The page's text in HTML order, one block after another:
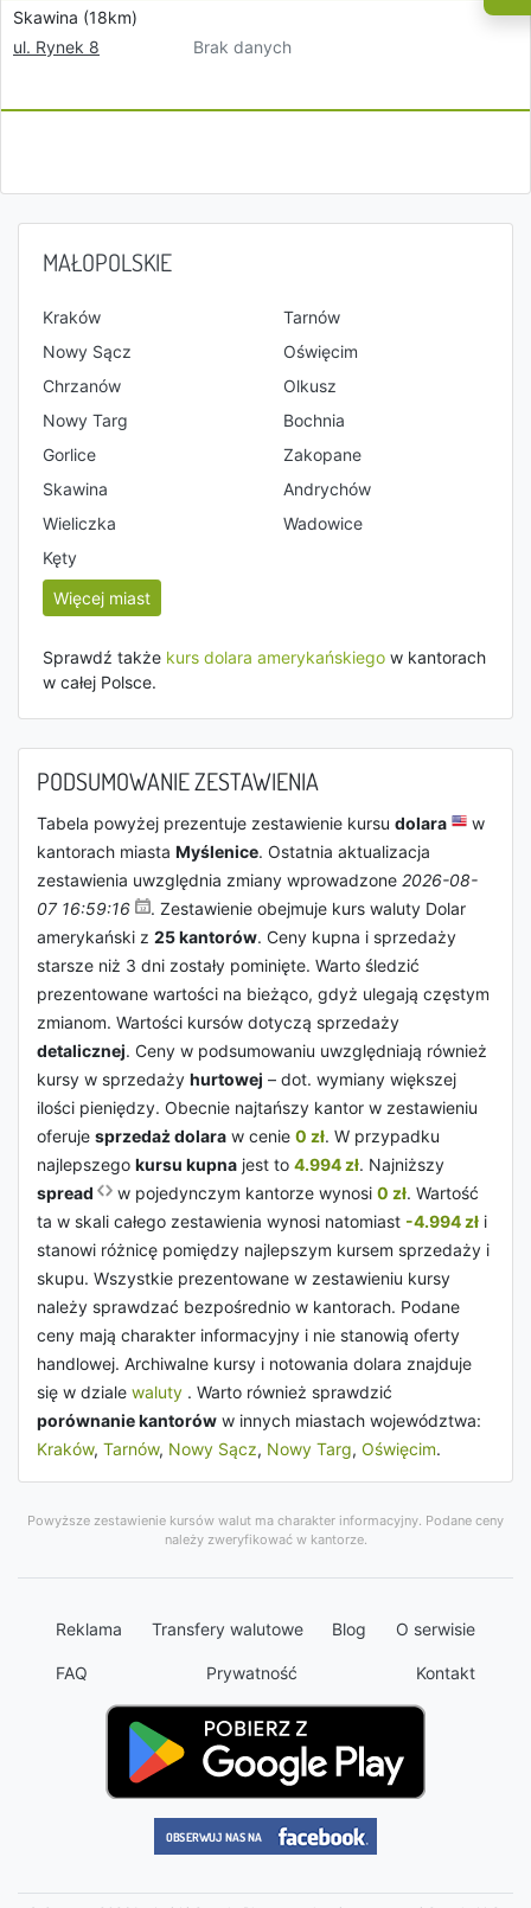
Skawina (18km)
ul. Rynek 8
Brak danych
MAŁOPOLSKIE
Kraków
Tarnów
Nowy Sącz
Oświęcim
Chrzanów
Olkusz
Nowy Targ
Bochnia
Gorlice
Zakopane
Skawina
Andrychów
Wieliczka
Wadowice
Kęty
Więcej miast
Sprawdź także kurs dolara amerykańskiego w kantorach
w całej Polsce.
PODSUMOWANIE ZESTAWIENIA
Tabela powyżej prezentuje zestawienie kursu dolara
w
kantorach miasta Myślenice. Ostatnia aktualizacja
zestawienia uwzględnia zmiany wprowadzone 2026-08-
07 16:59:16
. Zestawienie obejmuje kurs waluty Dolar
amerykański z 25 kantorów. Ceny kupna i sprzedaży
starsze niż 3 dni zostały pominięte. Warto śledzić
prezentowane wartości na bieżąco, gdyż ulegają częstym
zmianom. Wartości kursów dotyczą sprzedaży
detalicznej. Ceny w podsumowaniu uwzględniają również
kursy w sprzedaży hurtowej – dot. wymiany większej
ilości pieniędzy. Obecnie najtańszy kantor w zestawieniu
oferuje sprzedaż dolara w cenie 0 zł. W przypadku
najlepszego kursu kupna jest to 4.994 zł. Najniższy
spread
w pojedynczym kantorze wynosi 0 zł. Wartość
ta w skali całego zestawienia wynosi natomiast -4.994 zł i
stanowi różnicę pomiędzy najlepszym kursem sprzedaży i
skupu. Wszystkie prezentowane w zestawieniu kursy
należy sprawdzać bezpośrednio w kantorach. Podane
ceny mają charakter informacyjny i nie stanowią oferty
handlowej. Archiwalne kursy i notowania dolara znajduje
się w dziale waluty . Warto również sprawdzić
porównanie kantorów w innych miastach województwa:
Kraków, Tarnów, Nowy Sącz, Nowy Targ, Oświęcim.
Powyższe zestawienie kursów walut ma charakter informacyjny. Podane ceny
należy zweryfikować w kantorze.
Reklama Transfery walutowe Blog O serwisie
FAQ Prywatność Kontakt